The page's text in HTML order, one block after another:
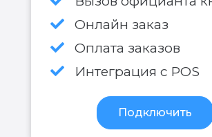
Онлайн заказ
Оплата заказов
Интеграция с POS
Подключить